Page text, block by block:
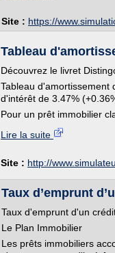
Site : https://
Tableau
Découvrez le livret
Tableau d'amortissement
d'intérêt de 3.47%
Pour un prêt immobilier
Lire la suite
Site : http://
Taux d’emprunt
Taux d'emprunt d'un
Le Plan Immobilier
Les prêts immobiliers